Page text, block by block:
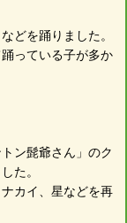
どを踊りました。
っている子が多か
ン髭爺さん」のク
た。
カイ、星などを再